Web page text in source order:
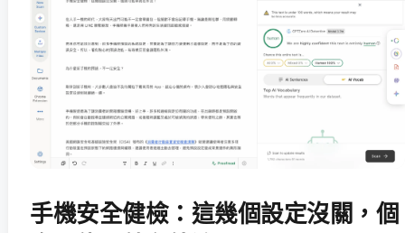
手機安全健檢：這幾個設定沒關，個